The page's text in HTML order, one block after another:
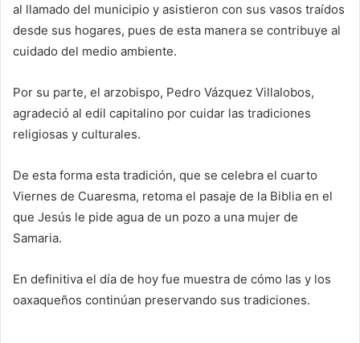
al llamado del municipio y asistieron con sus vasos traídos
desde sus hogares, pues de esta manera se contribuye al
cuidado del medio ambiente.
Por su parte, el arzobispo, Pedro Vázquez Villalobos,
agradeció al edil capitalino por cuidar las tradiciones
religiosas y culturales.
De esta forma esta tradición, que se celebra el cuarto
Viernes de Cuaresma, retoma el pasaje de la Biblia en el
que Jesús le pide agua de un pozo a una mujer de
Samaria.
En definitiva el día de hoy fue muestra de cómo las y los
oaxaqueños continúan preservando sus tradiciones.